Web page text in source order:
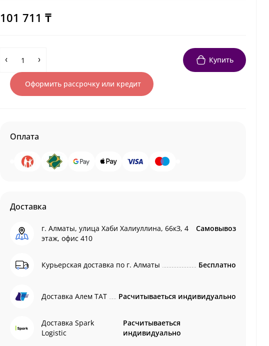
101 711 ₸
Купить
Оформить рассрочку или кредит
Оплата
Доставка
г. Алматы, улица Хаби Халиуллина, 66кЗ, 4
этаж, офис 410
Самовывоз
Курьерская доставка по г. Алматы Бесплатно
Доставка Алем ТАТ Расчитываеться индивидуально
Доставка Spark
Logistic
Расчитываеться
индивидуально